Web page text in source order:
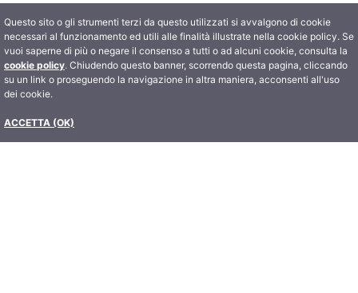
Questo sito o gli strumenti terzi da questo utilizzati si avvalgono di cookie
necessari al funzionamento ed utili alle finalità illustrate nella cookie policy. Se
vuoi saperne di più o negare il consenso a tutti o ad alcuni cookie, consulta la
cookie policy. Chiudendo questo banner, scorrendo questa pagina, cliccando
su un link o proseguendo la navigazione in altra maniera, acconsenti all'uso
dei cookie.
ACCETTA (OK)